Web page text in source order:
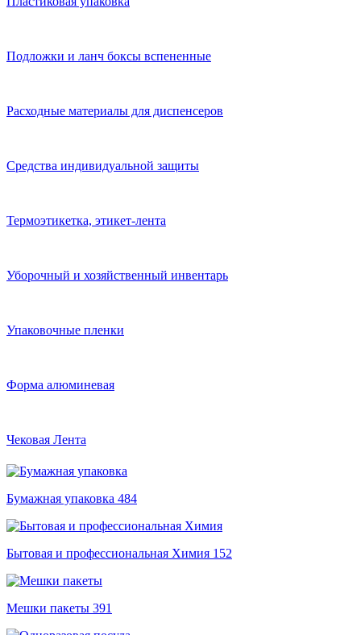
Подложки и ланч боксы вспененные
Расходные материалы для диспенсеров
Средства индивидуальной защиты
Термоэтикетка, этикет-лента
Уборочный и хозяйственный инвентарь
Упаковочные пленки
Форма алюминевая
Чековая Лента
Бумажная упаковка 484
Бытовая и профессиональная Химия 152
Мешки пакеты 391